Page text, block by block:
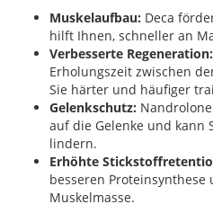
Muskelaufbau: Deca
hilft Ihnen, schneller an
Verbesserte Regeneration:
Erholungszeit zwischen
Sie härter und häufiger
Gelenkschutz:
auf die Gelenke und kann
lindern.
Erhöhte
besseren
Muskelmasse.